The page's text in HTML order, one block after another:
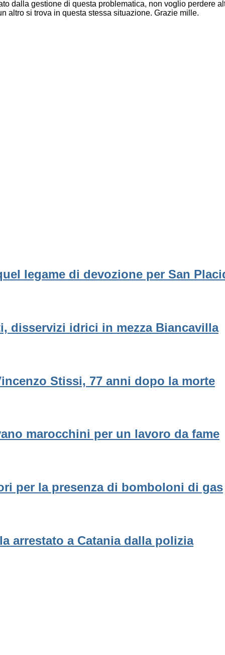
dalla gestione di questa problematica, non voglio perdere
altro si trova in questa stessa situazione. Grazie mille.
legame di devozione per San
disservizi idrici in mezza Biancavilla
Stissi, 77 anni dopo la morte
marocchini per un lavoro da fame
per la presenza di bomboloni di gas
arrestato a Catania dalla polizia